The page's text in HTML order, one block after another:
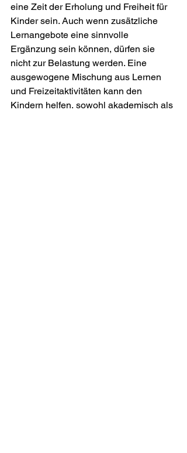
eine Zeit der Erholung und Freiheit für
Kinder sein. Auch wenn zusätzliche
Lernangebote eine sinnvolle
Ergänzung sein können, dürfen sie
nicht zur Belastung werden. Eine
ausgewogene Mischung aus Lernen
und Freizeitaktivitäten kann den
Kindern helfen, sowohl akademisch als